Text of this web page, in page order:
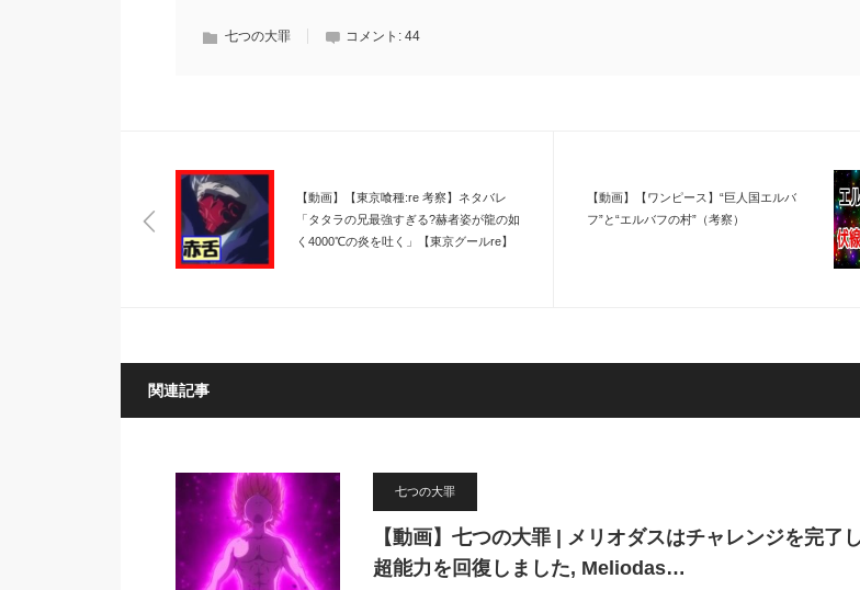
七つの大罪 コメント: 44
【動画】【東京喰種:re 考察】ネタバレ
「タタラの兄最強すぎる?赫者姿が龍の如
く4000℃の炎を吐く」【東京グールre】
【動画】【ワンピース】“巨人国エルバ
フ”と“エルバフの村”（考察）
関連記事
七つの大罪
【動画】七つの大罪 | メリオダスはチャレンジを完了し
超能力を回復しました, Meliodas…